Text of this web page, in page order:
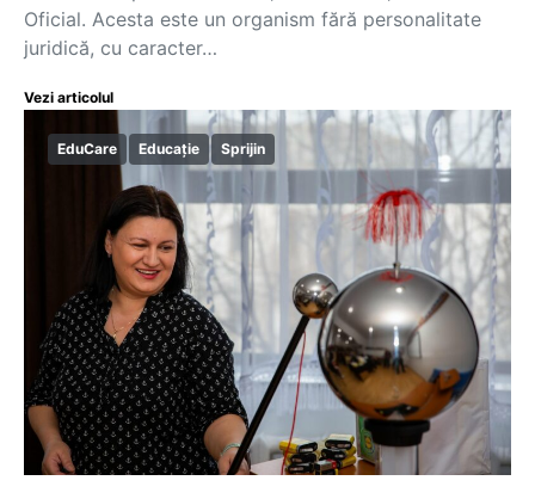
Oficial. Acesta este un organism fără personalitate
juridică, cu caracter…
Vezi articolul
EduCare Educație Sprijin